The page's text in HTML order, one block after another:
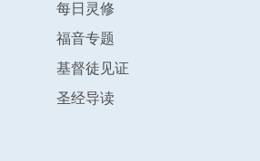
每日灵修
福音专题
基督徒见证
圣经导读